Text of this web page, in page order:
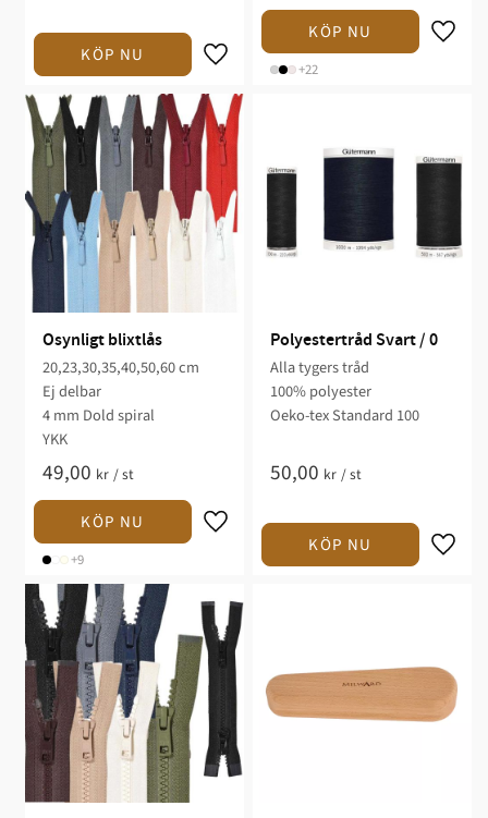
+22
Osynligt blixtlås
20,23,30,35,40,50,60 cm
Ej delbar
4 mm Dold spiral
YKK
49,00 kr /st
+9
Polyestertråd Svart / 0
Alla tygers tråd
100% polyester
Oeko-tex Standard 100
50,00 kr /st